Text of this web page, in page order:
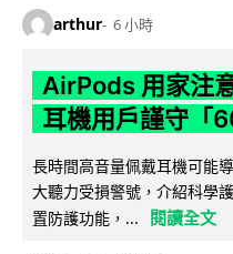
arthur 6 小時
AirPods 用家注
耳機用戶謹守「
長時間高音量佩戴耳機可能
大聽力受損警號，介紹科學
置防護功能，...
閱讀全文